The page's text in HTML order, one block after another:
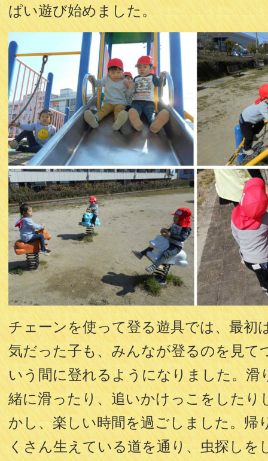
ぱい遊び始めました。
チェーンを使って登る遊具では、最初
気だった子も、みんなが登るのを見て
いう間に登れるようになりました。滑
緒に滑ったり、追いかけっこをしたり
かし、楽しい時間を過ごしました。帰
くさん生えている道を通り、虫探しを